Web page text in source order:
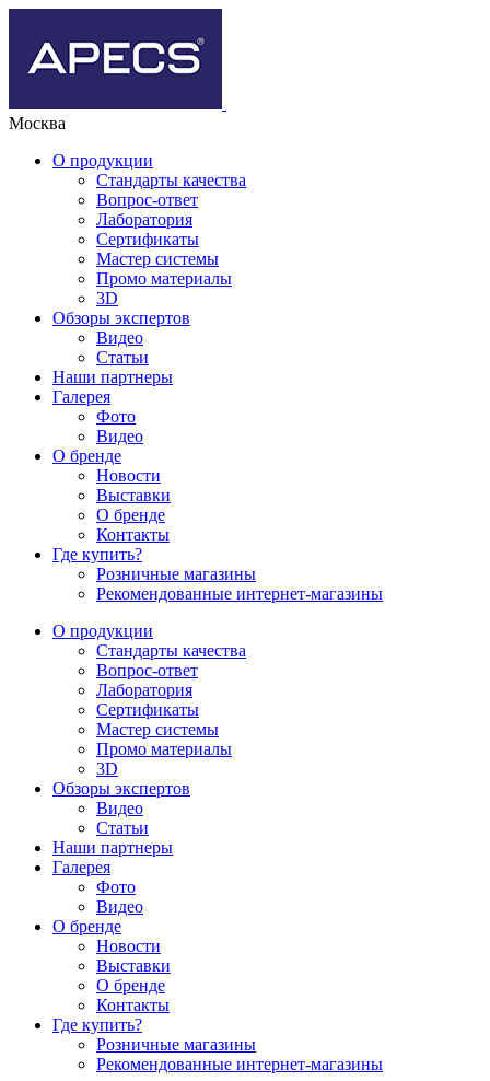
Москва
О продукции
Стандарты качества
Вопрос-ответ
Лаборатория
Сертификаты
Мастер системы
Промо материалы
3D
Обзоры экспертов
Видео
Статьи
Наши партнеры
Галерея
Фото
Видео
О бренде
Новости
Выставки
О бренде
Контакты
Где купить?
Розничные магазины
Рекомендованные интернет-магазины
О продукции
Стандарты качества
Вопрос-ответ
Лаборатория
Сертификаты
Мастер системы
Промо материалы
3D
Обзоры экспертов
Видео
Статьи
Наши партнеры
Галерея
Фото
Видео
О бренде
Новости
Выставки
О бренде
Контакты
Где купить?
Розничные магазины
Рекомендованные интернет-магазины